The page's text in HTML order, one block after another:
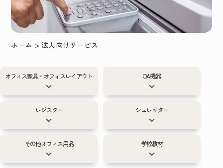
ホーム >法人向けサービス
オフィス家具・オフィスレイアウト OA機器
レジスター シュレッダー
その他オフィス用品 学校教材